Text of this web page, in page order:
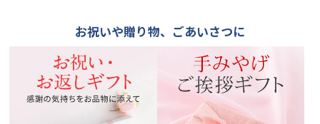
お祝いや贈り物、ごあいさつに